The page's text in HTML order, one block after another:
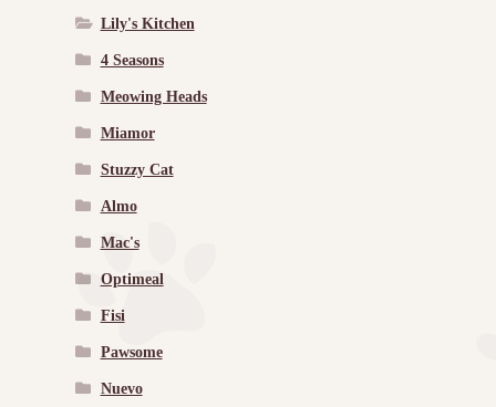
Lily's Kitchen
4 Seasons
Meowing Heads
Miamor
Stuzzy Cat
Almo
Mac's
Optimeal
Fisi
Pawsome
Nuevo